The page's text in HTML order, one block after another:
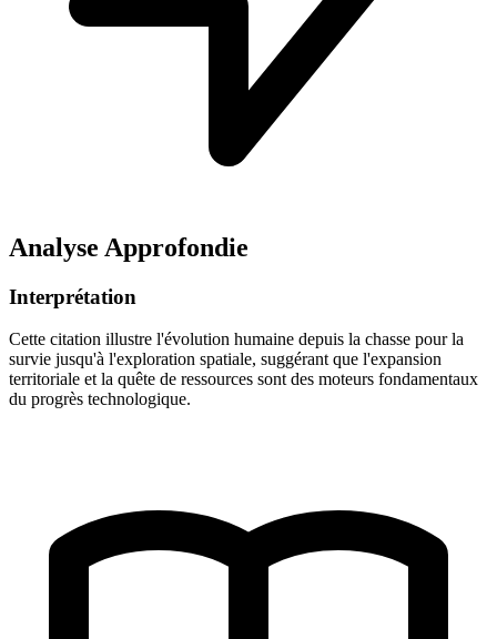
Analyse Approfondie
Interprétation
Cette citation illustre l'évolution humaine depuis la chasse pour la
survie jusqu'à l'exploration spatiale, suggérant que l'expansion
territoriale et la quête de ressources sont des moteurs fondamentaux
du progrès technologique.